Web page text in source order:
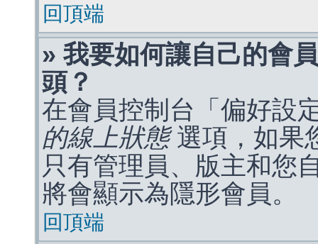
回頂端
» 我要如何讓自己的會
頭？
在會員控制台「偏好設
的線上狀態選項，如果
只有管理員、版主和您
將會顯示為隱形會員。
回頂端